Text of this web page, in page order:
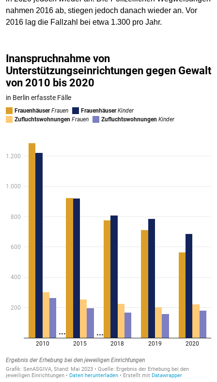
nahmen 2016 ab, stiegen jedoch danach wieder an. Vor
2016 lag die Fallzahl bei etwa 1.300 pro Jahr.